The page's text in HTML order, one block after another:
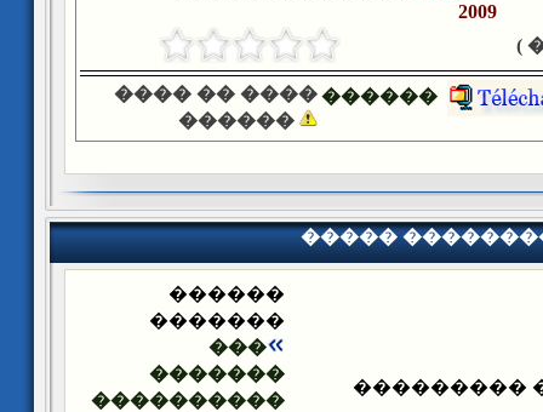
2009
���� �� ����
������
������
�����
�����
������
�������
���
�������
����������